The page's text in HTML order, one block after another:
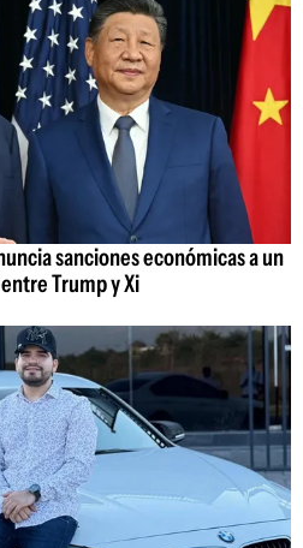
sanciones económicas a un
Trump y Xi